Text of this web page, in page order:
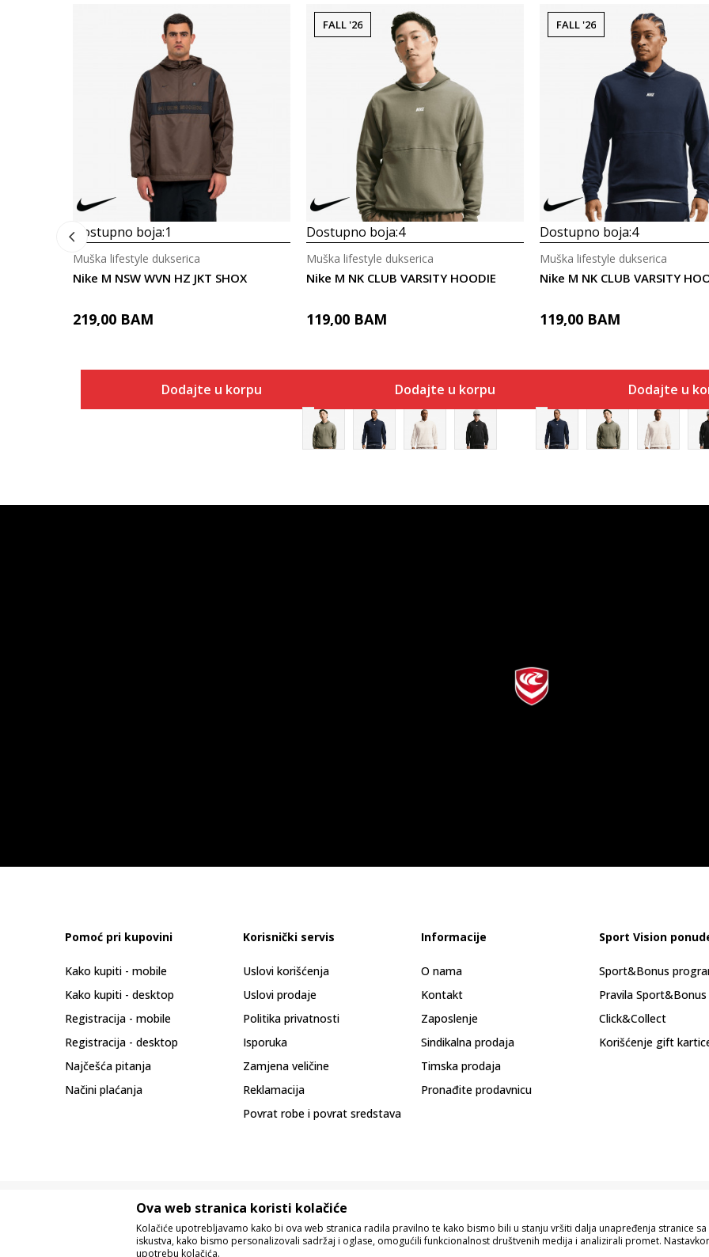
Dostupno boja:1
Nike M NSW WVN HZ JKT SHOX
Muška lifestyle dukserica
219,00 BAM
Dodajte u korpu
FALL '26
Dostupno boja:4
Nike M NK CLUB VARSITY HOODIE
Muška lifestyle dukserica
119,00 BAM
Dodajte u korpu
FALL '26
Dostupno boja:4
Nike M NK CLUB VARSITY
Muška lifestyle dukserica
119,00 BAM
Dodajte u
Pomoć pri kupovini
Kako kupiti - mobile
Kako kupiti - desktop
Registracija - mobile
Registracija - desktop
Najčešća pitanja
Načini plaćanja
Korisnički servis
Uslovi korišćenja
Uslovi prodaje
Politika privatnosti
Isporuka
Zamjena veličine
Reklamacija
Povrat robe i povrat sredstava
Informacije
O nama
Kontakt
Zaposlenje
Sindikalna prodaja
Timska prodaja
Pronađite prodavnicu
Sport Vision
Sport&Bonus
Pravila
Click&Collect
Korišćenje gift
Ova web stranica koristi kolačiće
Kolačiće upotrebljavamo kako bi ova web stranica radila pravilno te kako bismo bili u stanju vršiti dalja unapređenja stranice
iskustva, kako bismo personalizovali sadržaj i oglase, omogućili funkcionalnost društvenih medija i analizirali promet.
upotrebu kolačića.